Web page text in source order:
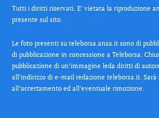
Tutti i diritti riservati. E’ vietata la riproduzione
presente sul sito.
Le foto presenti su teleborsa.ansa.it sono di
di pubblicazione in concessione a Teleborsa.
pubblicazione di un’immagine leda diritti di
all’indirizzo di e-mail redazione teleborsa.it.
all’accertamento ed all’eventuale rimozione.